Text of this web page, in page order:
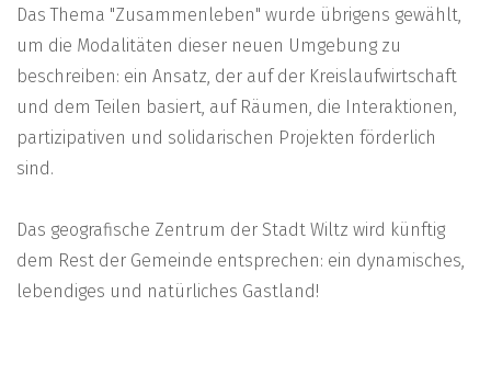
Das Thema "Zusammenleben" wurde übrigens gewählt,
um die Modalitäten dieser neuen Umgebung zu
beschreiben: ein Ansatz, der auf der Kreislaufwirtschaft
und dem Teilen basiert, auf Räumen, die Interaktionen,
partizipativen und solidarischen Projekten förderlich
sind.
Das geografische Zentrum der Stadt Wiltz wird künftig
dem Rest der Gemeinde entsprechen: ein dynamisches,
lebendiges und natürliches Gastland!